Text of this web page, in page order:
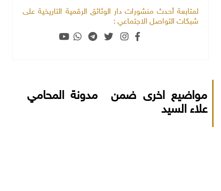
لمتابعة أحدث منشورات دار الوثائق الرقمية التاريخية على
شبكات التواصل الاجتماعي :
مواضيع اخرى ضمن مدونة المحامي
علاء السيد